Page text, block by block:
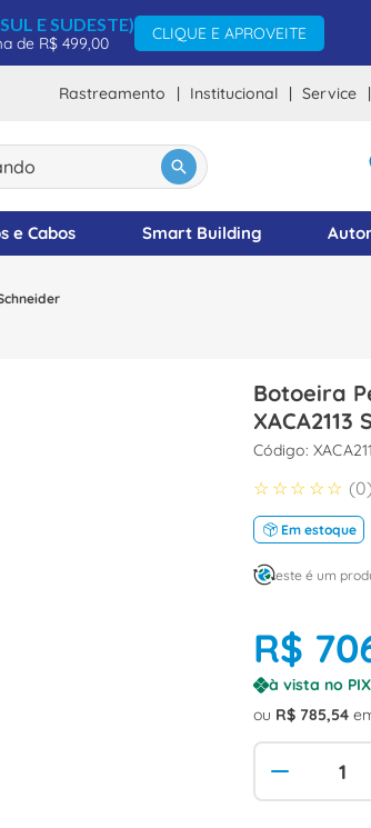
E SUDESTE)
de R$ 499,00
CLIQUE E APROVEITE
Rastreamento Institucional Service
e Cabos Smart Building
Botoeira
XACA2113
:
☆ ☆ ☆ ☆ ☆ (0)
Em estoque
este é um
R$
à vista no
ou R$ 785,54